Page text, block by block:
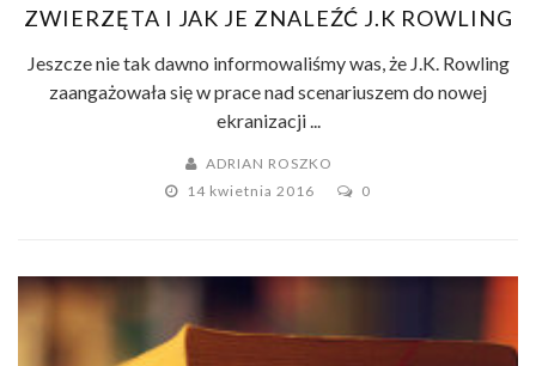
ZWIERZĘTA I JAK JE ZNALEŹĆ J.K ROWLING
Jeszcze nie tak dawno informowaliśmy was, że J.K. Rowling
zaangażowała się w prace nad scenariuszem do nowej
ekranizacji ...
ADRIAN ROSZKO
14 kwietnia 2016
0